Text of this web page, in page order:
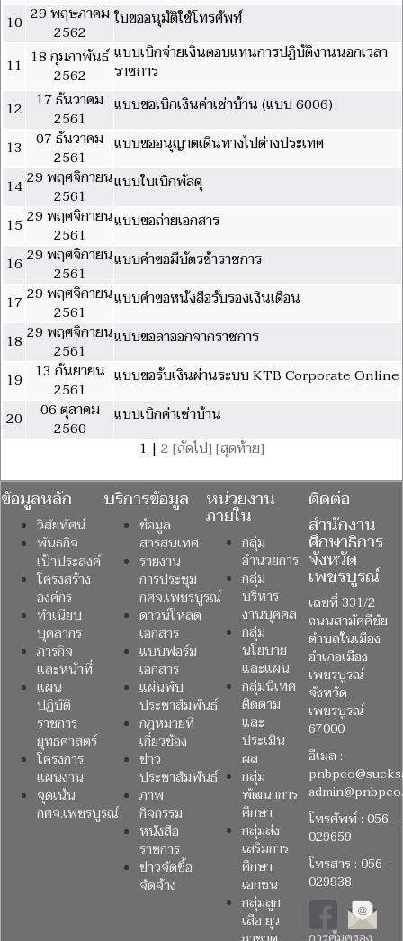
10 29 พฤษภาคม
2562
ใบขออนุมัติใช้โทรศัพท์
11 18 กุมภาพันธ์
2562
แบบเบิกจ่ายเงินตอบแทนการปฏิบัติงานนอกเวลา
ราชการ
12
17 ธันวาคม
2561
แบบขอเบิกเงินค่าเช่าบ้าน (แบบ 6006)
13
07 ธันวาคม
2561
แบบขออนุญาตเดินทางไปต่างประเทศ
14 29 พฤศจิกายน
2561
แบบใบเบิกพัสดุ
15 29 พฤศจิกายน
2561
แบบขอถ่ายเอกสาร
16 29 พฤศจิกายน
2561
แบบคำขอมีบัตรข้าราชการ
17 29 พฤศจิกายน
2561
แบบคำขอหนังสือรับรองเงินเดือน
18 29 พฤศจิกายน
2561
แบบขอลาออกจากราชการ
19
13 กันยายน
2561
แบบขอรับเงินผ่านระบบ KTB Corporate Online
20
06 ตุลาคม
2560
แบบเบิกค่าเช่าบ้าน
1 | 2[ถัดไป][สุดท้าย]
ข้อมูลหลัก
วิสัยทัศน์
พันธกิจ
เป้าประสงค์
โครงสร้าง
องค์กร
ทำเนียบ
บุคลากร
ภารกิจ
และหน้าที่
แผน
ปฏิบัติ
ราชการ
ยุทธศาสตร์
โครงการ
แผนงาน
จุดเน้น
กศจ.เพชรบูรณ์
บริการข้อมูล
ข้อมูล
สารสนเทศ
รายงาน
การประชุม
กศจ.เพชรบูรณ์
ดาวน์โหลด
เอกสาร
แบบฟอร์ม
เอกสาร
แผ่นพับ
ประชาสัมพันธ์
กฎหมายที่
เกี่ยวข้อง
ข่าว
ประชาสัมพันธ์
ภาพ
กิจกรรม
หนังสือ
ราชการ
ข่าวจัดซื้อ
จัดจ้าง
หน่วยงาน
ภายใน
กลุ่ม
อำนวยการ
กลุ่ม
บริหาร
งานบุคคล
กลุ่ม
นโยบาย
และแผน
กลุ่มนิเทศ
ติดตาม
และ
ประเมิน
ผล
กลุ่ม
พัฒนาการ
ศึกษา
กลุ่มส่ง
เสริมการ
ศึกษา
เอกชน
กลุ่มลูก
เสือ ยุว
ติดต่อ
สำนักงาน
ศึกษาธิการ
จังหวัด
เพชรบูรณ์
เลขที่ 331/2
ถนนสามัคคีชัย
ตำบลในเมือง
อำเภอเมือง
เพชรบูรณ์
จังหวัด
เพชรบูรณ์
67000
อีเมล :
โทรศัพท์ : 056 -
029659
โทรสาร : 056 -
029938